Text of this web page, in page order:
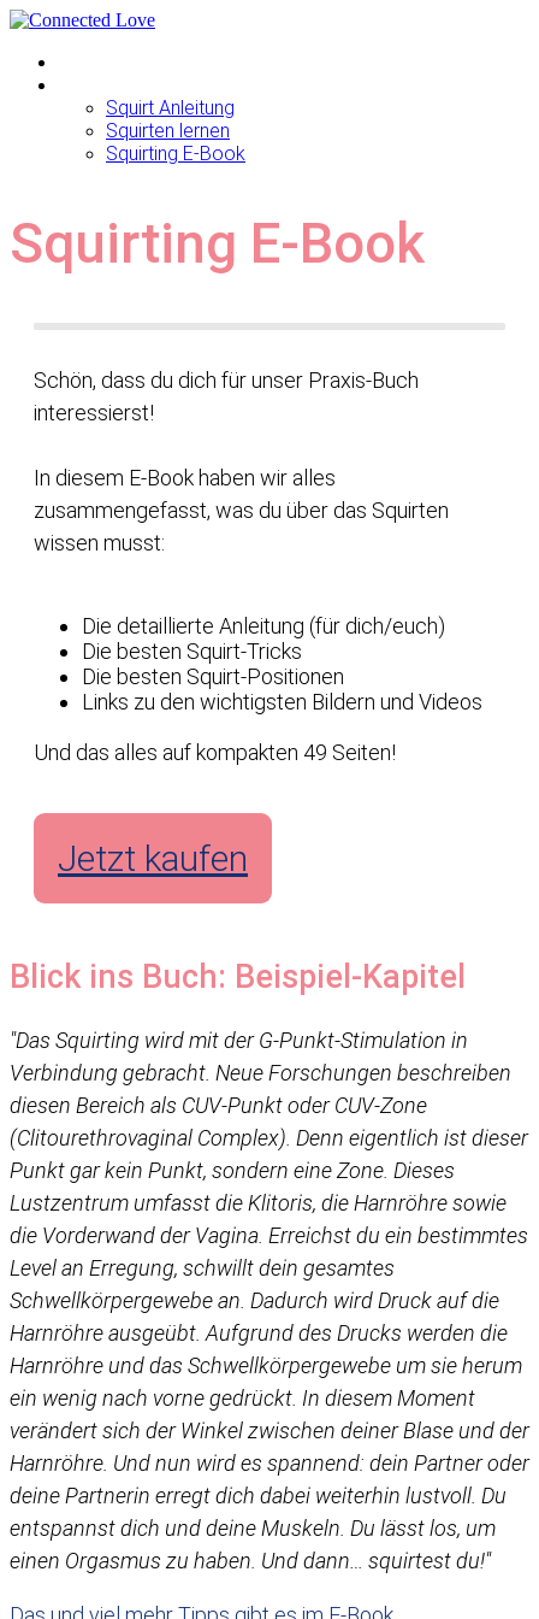
Squirt Anleitung
Squirten lernen
Squirting E-Book
Squirting E-Book
Schön, dass du dich für unser Praxis-Buch
interessierst!
In diesem E-Book haben wir alles
zusammengefasst, was du über das Squirten
wissen musst:
Die detaillierte Anleitung (für dich/euch)
Die besten Squirt-Tricks
Die besten Squirt-Positionen
Links zu den wichtigsten Bildern und Videos
Und das alles auf kompakten 49 Seiten!
Jetzt kaufen
Blick ins Buch: Beispiel-Kapitel
"Das Squirting wird mit der G-Punkt-Stimulation in
Verbindung gebracht. Neue Forschungen beschreiben
diesen Bereich als CUV-Punkt oder CUV-Zone
(Clitourethrovaginal Complex). Denn eigentlich ist dieser
Punkt gar kein Punkt, sondern eine Zone. Dieses
Lustzentrum umfasst die Klitoris, die Harnröhre sowie
die Vorderwand der Vagina. Erreichst du ein bestimmtes
Level an Erregung, schwillt dein gesamtes
Schwellkörpergewebe an. Dadurch wird Druck auf die
Harnröhre ausgeübt. Aufgrund des Drucks werden die
Harnröhre und das Schwellkörpergewebe um sie herum
ein wenig nach vorne gedrückt. In diesem Moment
verändert sich der Winkel zwischen deiner Blase und der
Harnröhre. Und nun wird es spannend: dein Partner oder
deine Partnerin erregt dich dabei weiterhin lustvoll. Du
entspannst dich und deine Muskeln. Du lässt los, um
einen Orgasmus zu haben. Und dann… squirtest du!"